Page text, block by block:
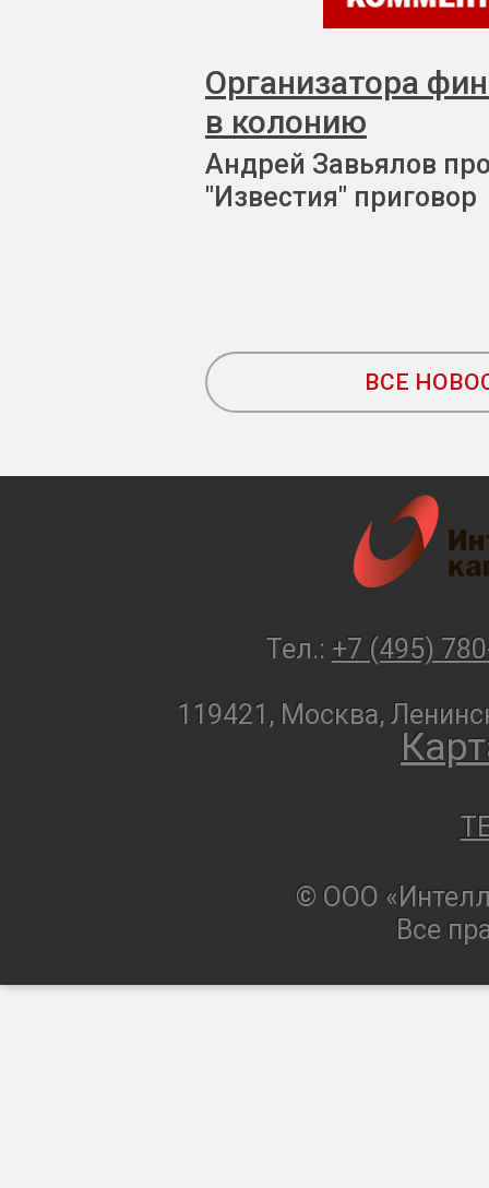
Организатора
в колонию
Андрей Завьялов
"Известия" приговор
ВСЕ
Тел.: +7 (495)
119421, Москва,
© ООО
Все